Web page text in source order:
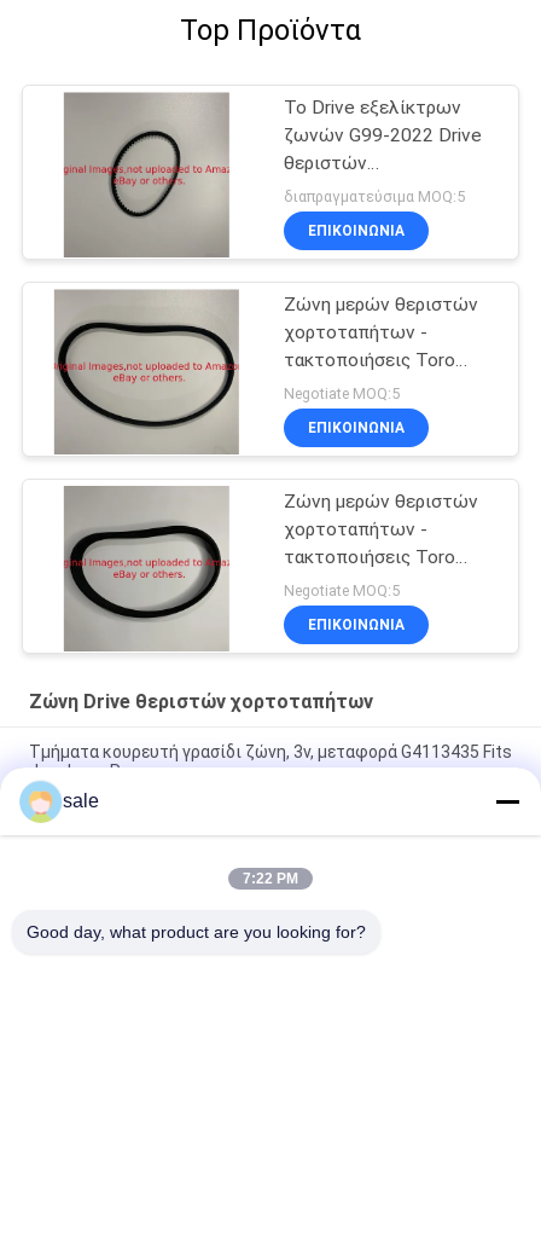
Top Προϊόντα
Το Drive εξελίκτρων
ζωνών G99-2022 Drive
θεριστών
χορτοταπήτων
εγκαθιστά Toro
Greensmaster
διαπραγματεύσιμα MOQ:5
ΕΠΙΚΟΙΝΩΝΊΑ
Ζώνη μερών θεριστών
χορτοταπήτων -
τακτοποιήσεις Toro
Greensmaster κύριου
Drive G115-6743
Negotiate MOQ:5
ΕΠΙΚΟΙΝΩΝΊΑ
Ζώνη μερών θεριστών
χορτοταπήτων -
τακτοποιήσεις Toro
Greensmaster Drive
G115-6744 τυμπάνων
Negotiate MOQ:5
ΕΠΙΚΟΙΝΩΝΊΑ
Ζώνη Drive θεριστών χορτοταπήτων
Τμήματα κουρευτή γρασίδι ζώνη, 3v, μεταφορά G4113435 Fits
Jacobsen Ransomes
Σετ ιμάντα χλοοκοπτικής μηχανής GAMT2800 Ταιριάζει σε
χλοοκοπτικές μηχανές Deere Walk-Behind Greensmowers
Ιμάντας κίνησης V-Belt GTCU25209 για χλοοκοπτικό γκαζόν
sale
7:22 PM
Good day, what product are you looking for?